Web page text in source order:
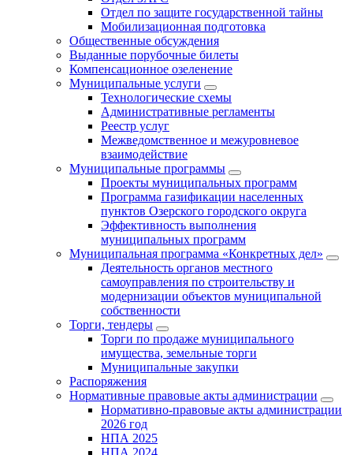
Отдел по защите государственной тайны
Мобилизационная подготовка
Общественные обсуждения
Выданные порубочные билеты
Компенсационное озеленение
Муниципальные услуги
Технологические схемы
Административные регламенты
Реестр услуг
Межведомственное и межуровневое
взаимодействие
Муниципальные программы
Проекты муниципальных программ
Программа газификации населенных
пунктов Озерского городского округа
Эффективность выполнения
муниципальных программ
Муниципальная программа «Конкретных дел»
Деятельность органов местного
самоуправления по строительству и
модернизации объектов муниципальной
собственности
Торги, тендеры
Торги по продаже муниципального
имущества, земельные торги
Муниципальные закупки
Распоряжения
Нормативные правовые акты администрации
Нормативно-правовые акты администрации
2026 год
НПА 2025
НПА 2024